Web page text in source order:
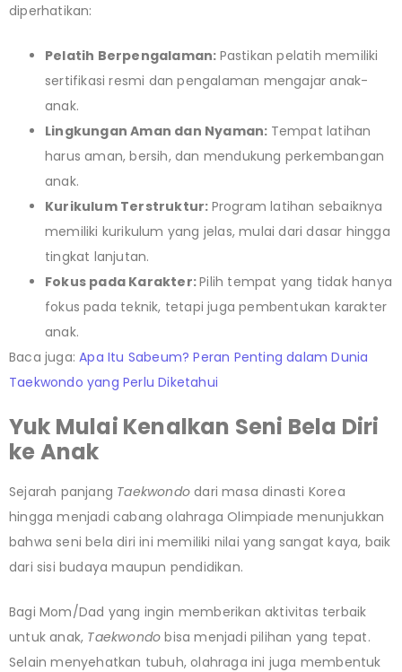
diperhatikan:
Pelatih Berpengalaman: Pastikan pelatih memiliki
sertifikasi resmi dan pengalaman mengajar anak-
anak.
Lingkungan Aman dan Nyaman: Tempat latihan
harus aman, bersih, dan mendukung perkembangan
anak.
Kurikulum Terstruktur: Program latihan sebaiknya
memiliki kurikulum yang jelas, mulai dari dasar hingga
tingkat lanjutan.
Fokus pada Karakter:Pilih tempat yang tidak hanya
fokus pada teknik, tetapi juga pembentukan karakter
anak.
Baca juga:Apa Itu Sabeum? Peran Penting dalam Dunia
Taekwondo yang Perlu Diketahui
Yuk Mulai Kenalkan Seni Bela Diri
ke Anak
Sejarah panjang Taekwondo dari masa dinasti Korea
hingga menjadi cabang olahraga Olimpiade menunjukkan
bahwa seni bela diri ini memiliki nilai yang sangat kaya, baik
dari sisi budaya maupun pendidikan.
Bagi Mom/Dad yang ingin memberikan aktivitas terbaik
untuk anak, Taekwondo bisa menjadi pilihan yang tepat.
Selain menyehatkan tubuh, olahraga ini juga membentuk